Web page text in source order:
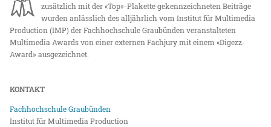
zusätzlich mit der «Top»-Plakette gekennzeichneten Beiträge
wurden anlässlich des alljährlich vom Institut für Multimedia
Production (IMP) der Fachhochschule Graubünden veranstalteten
Multimedia Awards von einer externen Fachjury mit einem «Digezz-
Award» ausgezeichnet.
KONTAKT
Fachhochschule Graubünden
Institut für Multimedia Production